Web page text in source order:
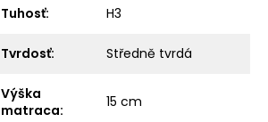
Tuhosť: H3
Tvrdosť: Středně tvrdá
Výška
matraca: 15 cm